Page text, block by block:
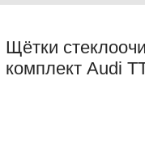
Щётки
комплект Audi